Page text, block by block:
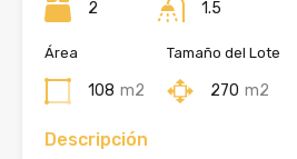
2 1.5
Área
108 m2
Tamaño del Lote
270 m2
Descripción